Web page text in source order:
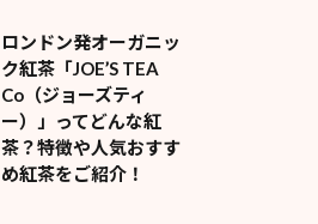
ロンドン発オーガニッ
ク紅茶「JOE’S TEA
Co（ジョーズティ
ー）」ってどんな紅
茶？特徴や人気おすす
め紅茶をご紹介！